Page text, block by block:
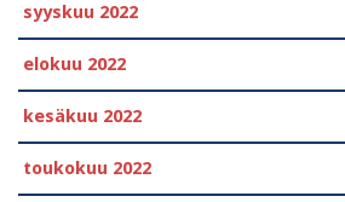
syyskuu 2022
elokuu 2022
kesäkuu 2022
toukokuu 2022